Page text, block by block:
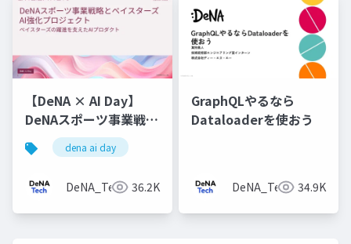
【DeNA × AI Day】
DeNAスポーツ事業戦略
とベイスターズAI強化
プロジェクト
dena ai day
DeNA_Tech 36.2K
GraphQLやるなら
Dataloaderを使おう
DeNA_Tech 34.9K